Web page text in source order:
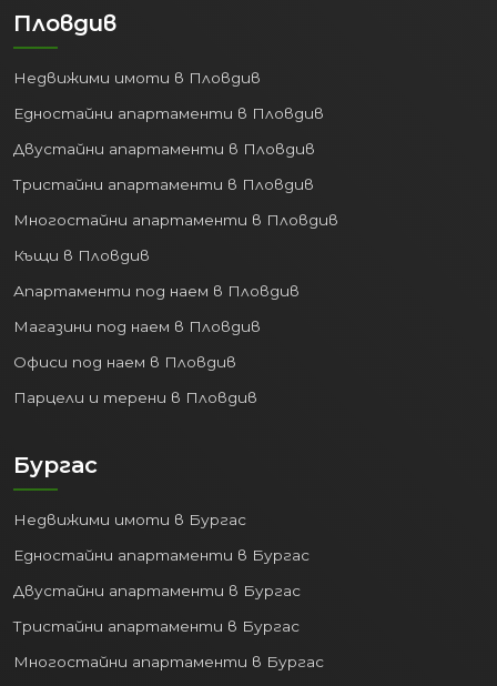
Пловдив
Недвижими имоти в Пловдив
Едностайни апартаменти в Пловдив
Двустайни апартаменти в Пловдив
Тристайни апартаменти в Пловдив
Многостайни апартаменти в Пловдив
Къщи в Пловдив
Апартаменти под наем в Пловдив
Магазини под наем в Пловдив
Офиси под наем в Пловдив
Парцели и терени в Пловдив
Бургас
Недвижими имоти в Бургас
Едностайни апартаменти в Бургас
Двустайни апартаменти в Бургас
Тристайни апартаменти в Бургас
Многостайни апартаменти в Бургас